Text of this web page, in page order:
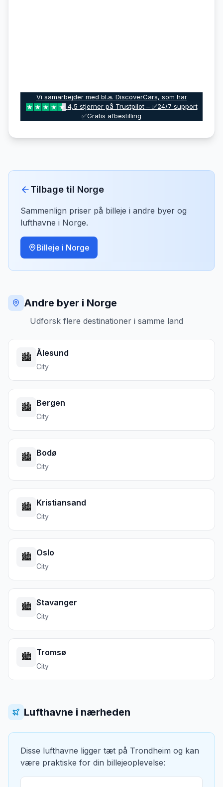
Vi samarbejder med bl.a. DiscoverCars, som har
4,5 stjerner på Trustpilot – ✅24/7 support
✅Gratis afbestilling
Tilbage til Norge
Sammenlign priser på billeje i andre byer og
lufthavne i Norge.
Billeje i Norge
Andre byer i Norge
Udforsk flere destinationer i samme land
🏙️ Ålesund
City
🏙️ Bergen
City
🏙️ Bodø
City
🏙️ Kristiansand
City
🏙️ Oslo
City
🏙️ Stavanger
City
🏙️ Tromsø
City
Lufthavne i nærheden
Disse lufthavne ligger tæt på Trondheim og kan
være praktiske for din billejeoplevelse: